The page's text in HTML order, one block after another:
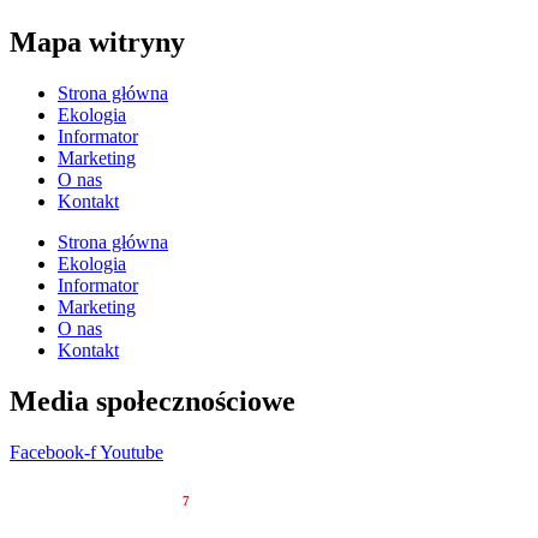
Mapa witryny
Strona główna
Ekologia
Informator
Marketing
O nas
Kontakt
Strona główna
Ekologia
Informator
Marketing
O nas
Kontakt
Media społecznościowe
Facebook-fYoutube
7